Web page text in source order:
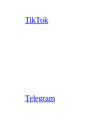
TikTok
Telegram